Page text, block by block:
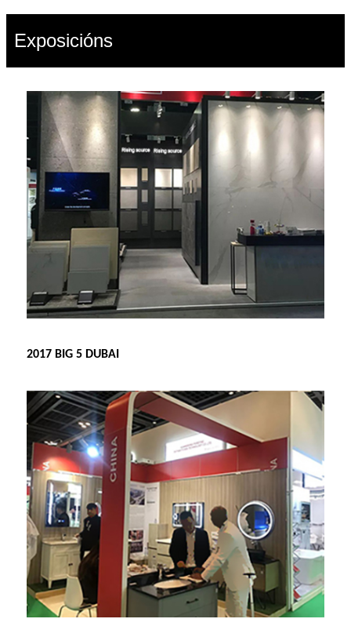
Exposicións
2017 BIG 5 DUBAI